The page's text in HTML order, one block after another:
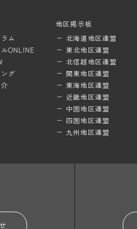
ム
ONLINE
グ
地区掲示板
北海道地区連盟
東北地区連盟
北信越地区連盟
関東地区連盟
東海地区連盟
近畿地区連盟
中国地区連盟
四国地区連盟
九州地区連盟